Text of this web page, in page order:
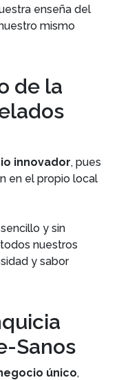
enseña del
mismo
de la
innovador, pues
en el propio local
y sin
nuestros
y sabor
Sanos
único,